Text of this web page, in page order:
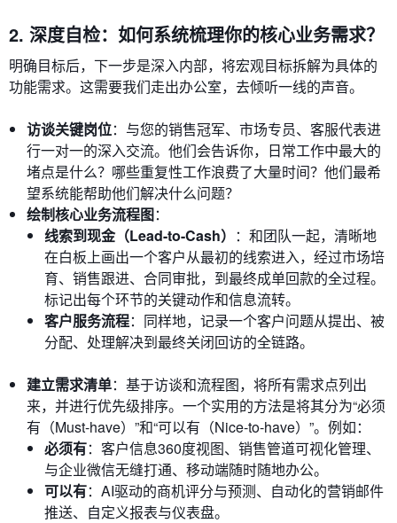
2. 深度自检：如何系统梳理你的核心业务需求？
明确目标后，下一步是深入内部，将宏观目标拆解为具体的
功能需求。这需要我们走出办公室，去倾听一线的声音。
访谈关键岗位：与您的销售冠军、市场专员、客服代表进
行一对一的深入交流。他们会告诉你，日常工作中最大的
堵点是什么？哪些重复性工作浪费了大量时间？他们最希
望系统能帮助他们解决什么问题？
绘制核心业务流程图：
线索到现金（Lead-to-Cash） ：和团队一起，清晰地
在白板上画出一个客户从最初的线索进入，经过市场培
育、销售跟进、合同审批，到最终成单回款的全过程。
标记出每个环节的关键动作和信息流转。
客户服务流程：同样地，记录一个客户问题从提出、被
分配、处理解决到最终关闭回访的全链路。
建立需求清单：基于访谈和流程图，将所有需求点列出
来，并进行优先级排序。一个实用的方法是将其分为“必须
有（Must-have）”和“可以有（Nice-to-have）”。例如：
必须有：客户信息360度视图、销售管道可视化管理、
与企业微信无缝打通、移动端随时随地办公。
可以有：AI驱动的商机评分与预测、自动化的营销邮件
推送、自定义报表与仪表盘。